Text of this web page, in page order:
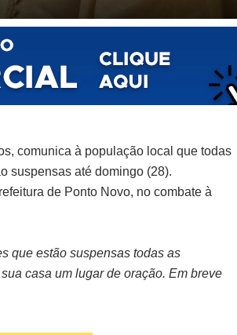
comunica à população local que todas
suspensas até domingo (28).
de Ponto Novo, no combate à
que estão suspensas todas as
casa um lugar de oração. Em breve